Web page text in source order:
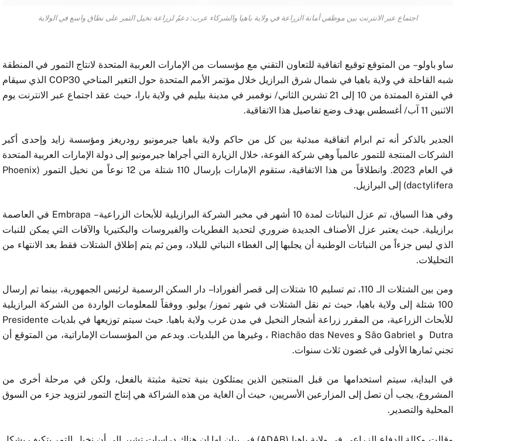
اجتماع عبر الانترنت بين موظفي أمانة الزراعة في ولاية باهيا والشركاء عرب: دعمُ لزراعة نخيل التمر على نطاق واسع في الولاية
ساو باولو – من المتوقع توقيع اتفاقية للتعاون التقني مع مؤسسات من الإمارات العربية المتحدة لانتاج التمور في المنطقة
شبه القاحلة في ولاية باهيا في شمال شرق البرازيل خلال مؤتمر الأمم المتحدة حول التغير المناخي COP30 الذي سيقام
في الفترة الممتدة من 10 إلى 21 تشرين الثاني/ نوفمبر في مدينة بيليم في ولاية بارا، حيث عقد اجتماع عبر الانترنت يوم
الاثنين 11 آب/ أغسطس بهدف وضع تفاصيل هذا الاتفاقية.
الجدير بالذكر أنه تم ابرام اتفاقية مبدئية بين كل من حاكم ولاية باهيا جيرمونيو رودريغز ومؤسسة زايد وإحدى أكبر
الشركات المنتجة للتمور عالمياً وهي شركة الفوعة، خلال الزيارة التي أجراها جيرمونيو إلى دولة الإمارات العربية المتحدة
في العام 2023. وانطلاقاً من هذا الاتفاقية، ستقوم الإمارات بإرسال 110 شتلة من 12 نوعاً من نخيل التمور (Phoenix
dactylifera) إلى البرازيل.
وفي هذا السياق، تم عزل النباتات لمدة 10 أشهر في مخبر الشركة البرازيلية للأبحاث الزراعية – Embrapa في العاصمة
برازيلية. حيث يعتبر عزل الأصناف الجديدة ضروري لتحديد الفطريات والفيروسات والبكتيريا والآفات التي يمكن للنبات
الذي ليس جزءاً من النباتات الوطنية أن يجلبها إلى الغطاء النباتي للبلاد، ومن ثم يتم إطلاق الشتلات فقط بعد الانتهاء من
التحليلات.
ومن بين الشتلات الـ 110، تم تسليم 10 شتلات إلى قصر ألفورادا – دار السكن الرسمية لرئيس الجمهورية، بينما تم إرسال
100 شتلة إلى ولاية باهيا، حيث تم نقل الشتلات في شهر تموز/ يوليو. ووفقاً للمعلومات الواردة من الشركة البرازيلية
للأبحاث الزراعية، من المقرر زراعة أشجار النخيل في مدن غرب ولاية باهيا. حيث سيتم توزيعها في بلديات Presidente
Dutra و São Gabriel و Riachão das Neves ، وغيرها من البلديات. وبدعم من المؤسسات الإماراتية، من المتوقع أن
تجني ثمارها الأولى في غضون ثلاث سنوات.
في البداية، سيتم استخدامها من قبل المنتجين الذين يمتلكون بنية تحتية مثبتة بالفعل، ولكن في مرحلة أخرى من
المشروع، يجب أن تصل إلى المزارعين الأسريين، حيث أن الغاية من هذه الشراكة هي إنتاج التمور لتزويد جزء من السوق
المحلية والتصدير.